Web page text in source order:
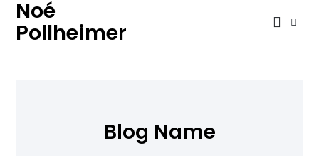
Noé
Pollheimer
Blog Name